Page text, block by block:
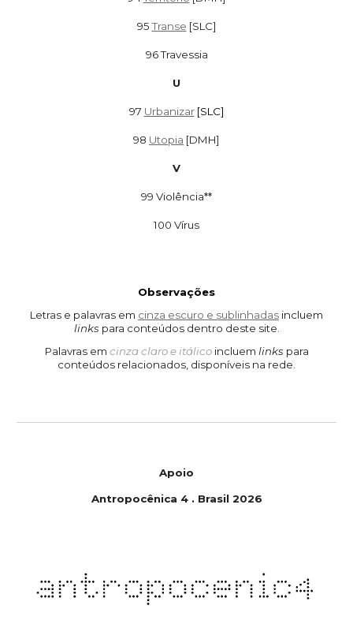
95 Transe [SLC]
96 Travessia
U
97 Urbanizar[SLC]
98 Utopia [DMH]
V
99 Violência**
100 Vírus
Observações
Letras e palavras em cinza escuro e sublinhadas incluem
links para conteúdos dentro deste site.
Palavras em cinza claro e itálico incluem links para
conteúdos relacionados, disponíveis na rede.
Apoio
Antropocênica 4. Brasil 2026